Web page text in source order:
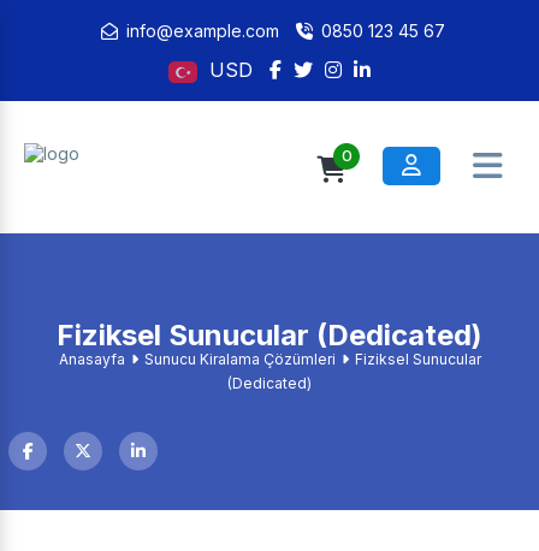
info@example.com 0850 123 45 67
USD
0
Fiziksel Sunucular (Dedicated)
Anasayfa Sunucu Kiralama Çözümleri
Fiziksel Sunucular
(Dedicated)